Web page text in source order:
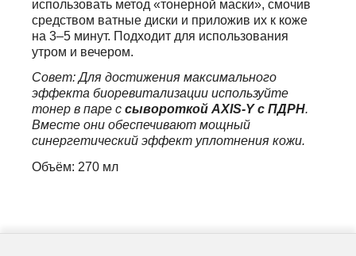
использовать метод «тонерной маски», смочив
средством ватные диски и приложив их к коже
на 3–5 минут. Подходит для использования
утром и вечером.
Совет: Для достижения максимального
эффекта биоревитализации используйте
тонер в паре с сывороткой AXIS-Y с ПДРН.
Вместе они обеспечивают мощный
синергетический эффект уплотнения кожи.
Объём: 270 мл